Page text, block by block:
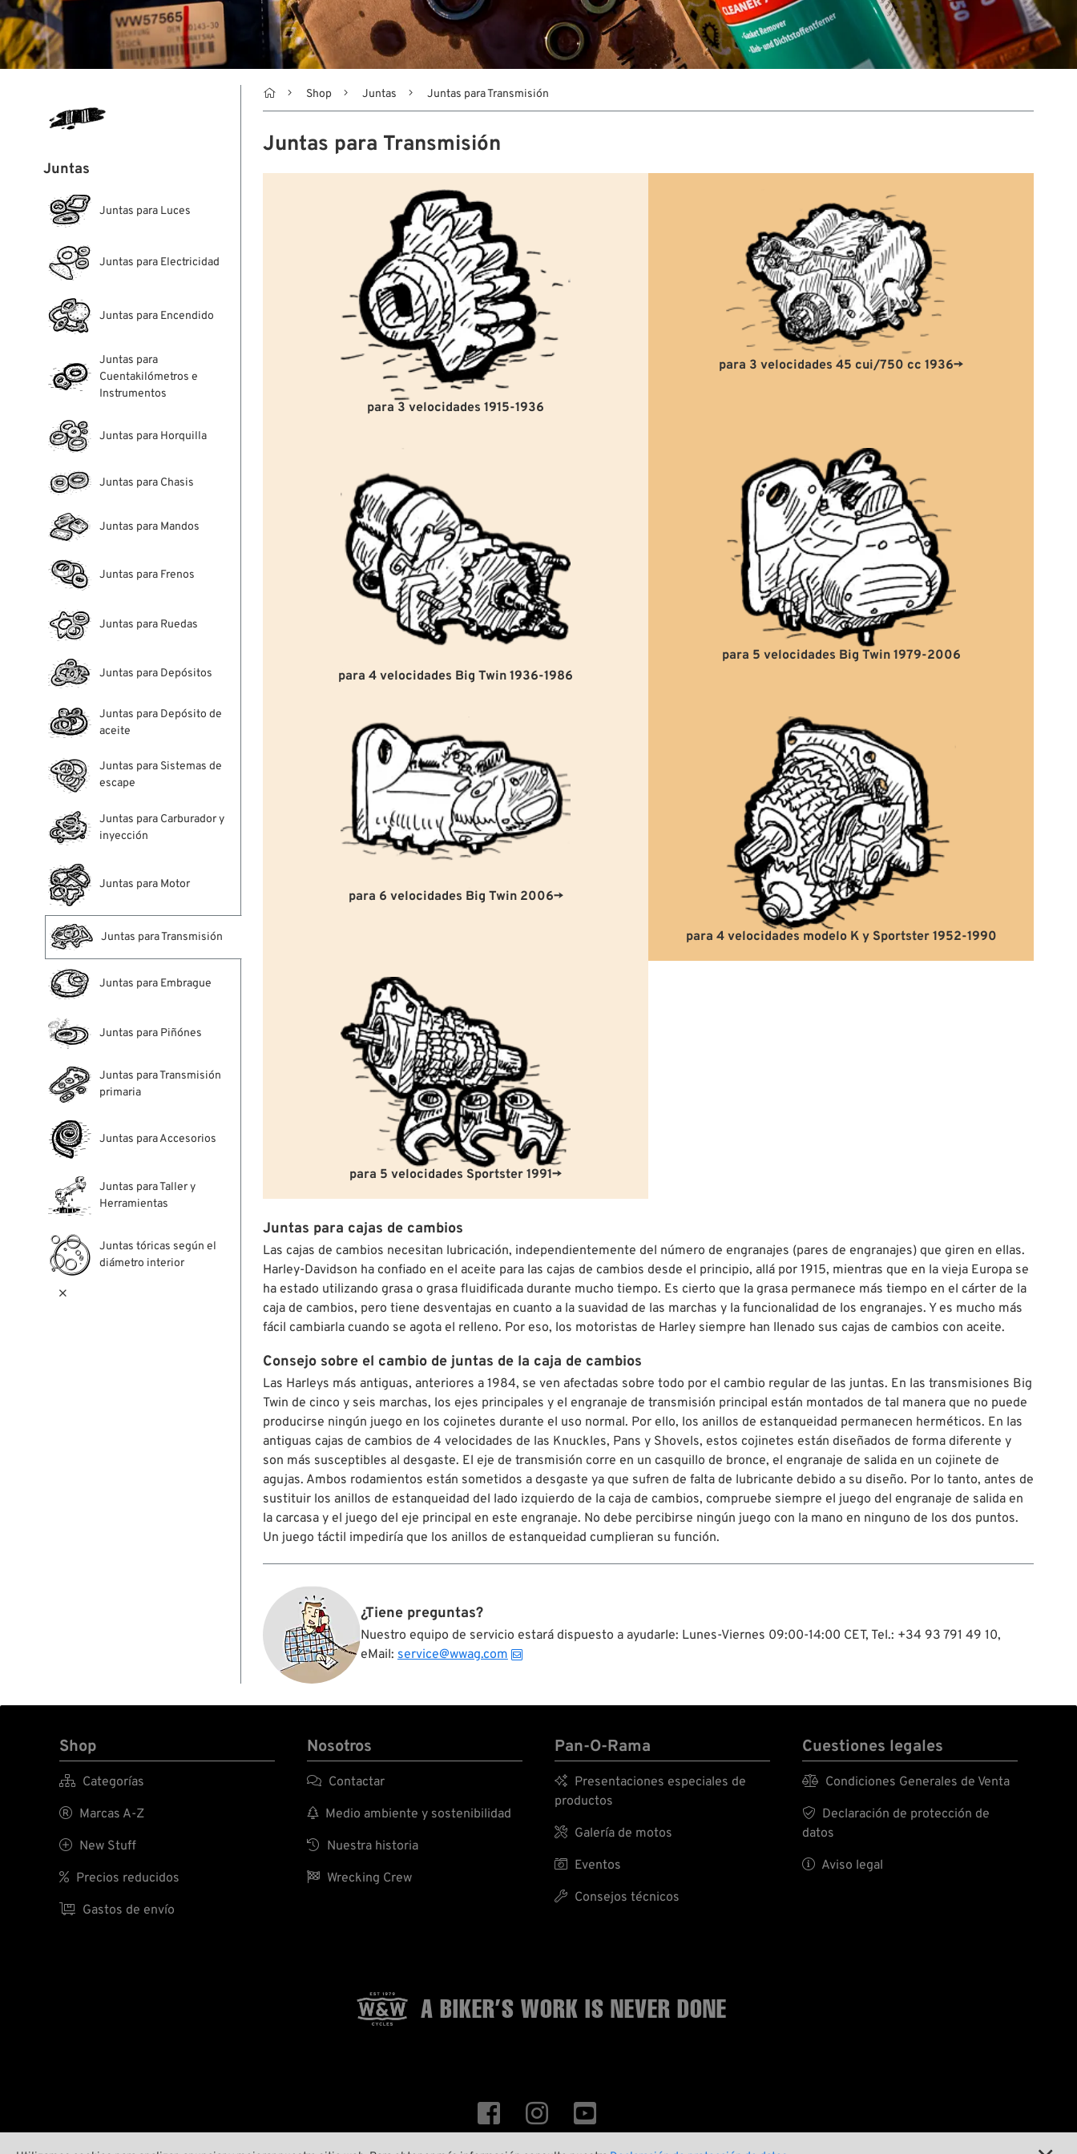
Juntas
Juntas para Luces
Juntas para Electricidad
Juntas para Encendido
Juntas para
Cuentakilómetros e
Instrumentos
Juntas para Horquilla
Juntas para Chasis
Juntas para Mandos
Juntas para Frenos
Juntas para Ruedas
Juntas para Depósitos
Juntas para Depósito de
aceite
Juntas para Sistemas de
escape
Juntas para Carburador y
inyección
Juntas para Motor
Juntas para Transmisión
Juntas para Embrague
Juntas para Piñónes
Juntas para Transmisión
primaria
Juntas para Accesorios
Juntas para Taller y
Herramientas
Juntas tóricas según el
diámetro interior

 Shop Juntas Juntas para Transmisión
Juntas para Transmisión
para 3 velocidades 1915-1936
para 3 velocidades 45 cui/750 cc 1936→
para 4 velocidades Big Twin 1936-1986
para 5 velocidades Big Twin 1979-2006
para 6 velocidades Big Twin 2006→
para 4 velocidades modelo K y Sportster 1952-1990
para 5 velocidades Sportster 1991→
Juntas para cajas de cambios
Las cajas de cambios necesitan lubricación, independientemente del número de engranajes (pares de engranajes) que giren en ellas.
Harley-Davidson ha confiado en el aceite para las cajas de cambios desde el principio, allá por 1915, mientras que en la vieja Europa se
ha estado utilizando grasa o grasa fluidificada durante mucho tiempo. Es cierto que la grasa permanece más tiempo en el cárter de la
caja de cambios, pero tiene desventajas en cuanto a la suavidad de las marchas y la funcionalidad de los engranajes. Y es mucho más
fácil cambiarla cuando se agota el relleno. Por eso, los motoristas de Harley siempre han llenado sus cajas de cambios con aceite.
Consejo sobre el cambio de juntas de la caja de cambios
Las Harleys más antiguas, anteriores a 1984, se ven afectadas sobre todo por el cambio regular de las juntas. En las transmisiones Big
Twin de cinco y seis marchas, los ejes principales y el engranaje de transmisión principal están montados de tal manera que no puede
producirse ningún juego en los cojinetes durante el uso normal. Por ello, los anillos de estanqueidad permanecen herméticos. En las
antiguas cajas de cambios de 4 velocidades de las Knuckles, Pans y Shovels, estos cojinetes están diseñados de forma diferente y
son más susceptibles al desgaste. El eje de transmisión corre en un casquillo de bronce, el engranaje de salida en un cojinete de
agujas. Ambos rodamientos están sometidos a desgaste ya que sufren de falta de lubricante debido a su diseño. Por lo tanto, antes de
sustituir los anillos de estanqueidad del lado izquierdo de la caja de cambios, compruebe siempre el juego del engranaje de salida en
la carcasa y el juego del eje principal en este engranaje. No debe percibirse ningún juego con la mano en ninguno de los dos puntos.
Un juego táctil impediría que los anillos de estanqueidad cumplieran su función.
¿Tiene preguntas?
Nuestro equipo de servicio estará dispuesto a ayudarle: Lunes-Viernes 09:00-14:00 CET, Tel.: +34 93 791 49 10,
eMail: service@wwag.com
Shop
 Categorías
 Marcas A-Z
 New Stuff
 Precios reducidos
 Gastos de envío
Nosotros
 Contactar
 Medio ambiente y sostenibilidad
 Nuestra historia
 Wrecking Crew
Pan-O-Rama

Presentaciones especiales de
productos
 Galería de motos
 Eventos
 Consejos técnicos
Cuestiones legales
 Condiciones Generales de Venta

Declaración de protección de
datos
 Aviso legal
A BIKER’S WORK IS NEVER DONE
  